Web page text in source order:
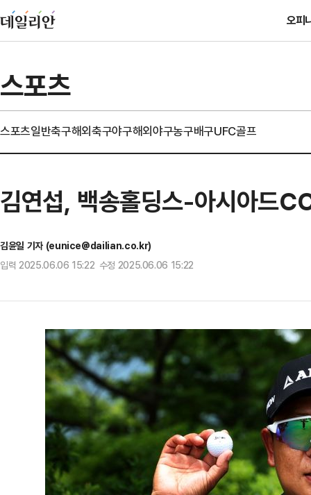
오피
스포츠
스포츠일반축구해외축구야구해외야구농구배구UFC골프
김연섭, 백송홀딩스-아시아드
김윤일 기자 (eunice@dailian.co.kr)
입력 2025.06.06 15:22 수정 2025.06.06 15:22